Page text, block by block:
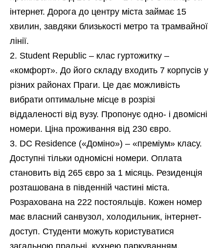
інтернет. Дорога до центру міста займає 15
хвилин, завдяки близькості метро та трамвайної
лінії.
Student Republic – клас гуртожитку –
«комфорт». До його складу входить 7 корпусів у
різних районах Праги. Це дає можливість
вибрати оптимальне місце в розрізі
віддаленості від вузу. Пропонує одно- і двомісні
номери. Ціна проживання від 230 євро.
DC Residence («Доміно») – «преміум» класу.
Доступні тільки одномісні номери. Оплата
становить від 265 євро за 1 місяць. Резиденція
розташована в південній частині міста.
Розрахована на 222 постояльців. Кожен номер
має власний санвузол, холодильник, інтернет-
доступ. Студенти можуть користуватися